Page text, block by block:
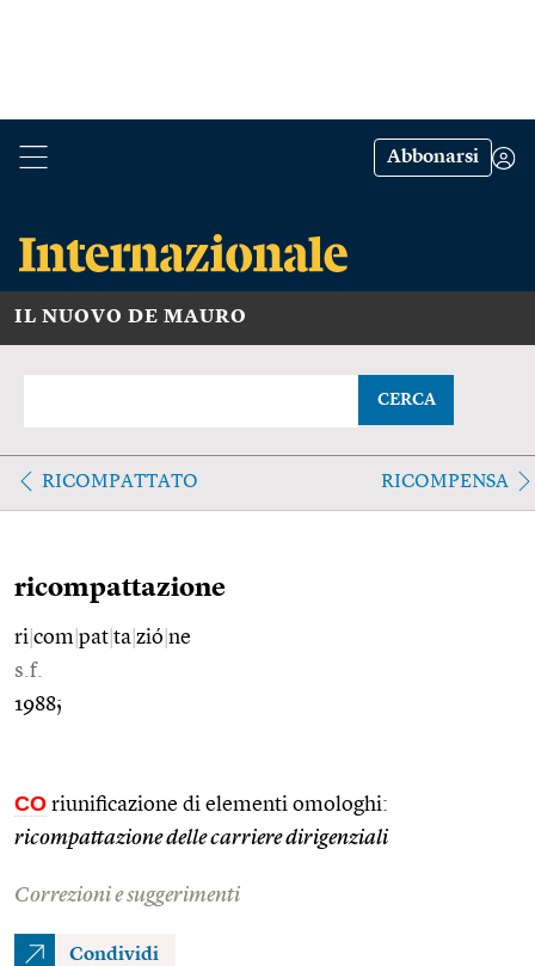
Abbonarsi
IL NUOVO DE MAURO
CERCA
RICOMPATTATO RICOMPENSA
ricompattazione
ri com pat ta zió ne
s.f.
1988;
CO riunificazione di elementi omologhi:
ricompattazione delle carriere dirigenziali
Correzioni e suggerimenti
Condividi